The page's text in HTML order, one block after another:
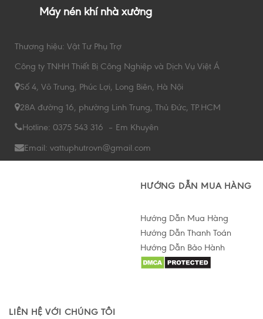
Máy nén khí nhà xưởng
Thương hiệu: Vật Tư Phụ Trợ
Công ty TNHH Thiết Bị Công Nghiệp và Dịch Vụ Việt Á
Số 4, Võ Trung, Phúc Lợi, Long Biên, Hà Nội
28A đường 16, phường Linh Trung, Thủ Đức, TP.HCM
Hotline: 0375 543 316 – Em Khuyên
Email: vattuphutrovn@gmail.com
HƯỚNG DẪN MUA HÀNG
Hướng Dẫn Mua Hàng
Hướng Dẫn Thanh Toán
Hướng Dẫn Bảo Hành
LIÊN HỆ VỚI CHÚNG TÔI